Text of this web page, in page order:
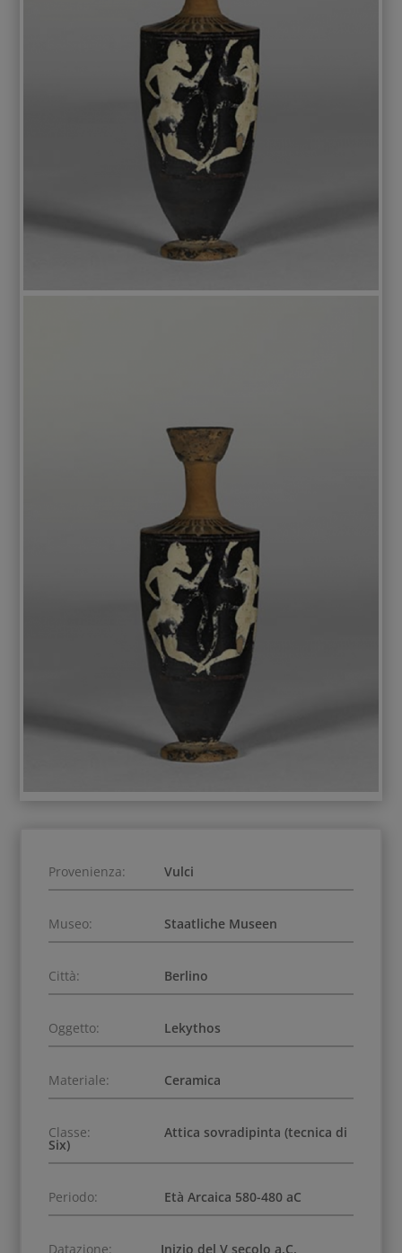
Provenienza: Vulci
Museo: Staatliche Museen
Città: Berlino
Oggetto: Lekythos
Materiale: Ceramica
Classe: Attica sovradipinta (tecnica di
Six)
Periodo: Età Arcaica 580-480 aC
Datazione: Inizio del V secolo a.C.